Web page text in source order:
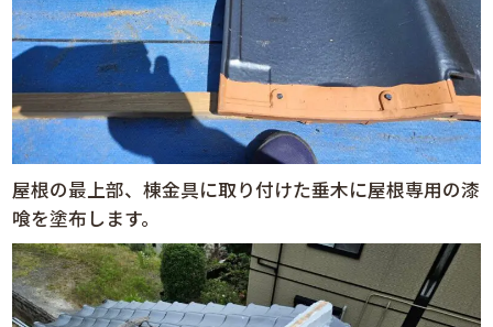
屋根の最上部、棟金具に取り付けた垂木に屋根専用の漆
喰を塗布します。